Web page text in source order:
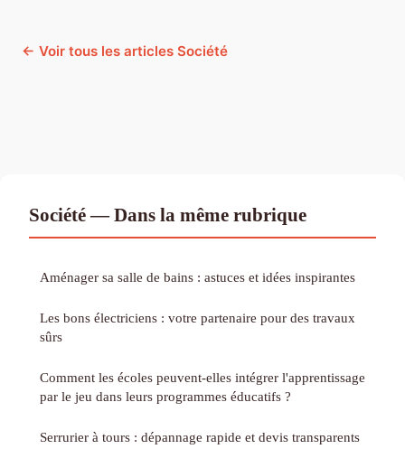
← Voir tous les articles Société
Société — Dans la même rubrique
Aménager sa salle de bains : astuces et idées inspirantes
Les bons électriciens : votre partenaire pour des travaux
sûrs
Comment les écoles peuvent-elles intégrer l'apprentissage
par le jeu dans leurs programmes éducatifs ?
Serrurier à tours : dépannage rapide et devis transparents